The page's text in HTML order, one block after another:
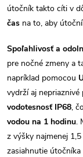
útočník takto cíti v
čas na to, aby
Spoľahlivosť a
pre nočné zmeny a
napríklad pomocou
vydrží aj
vodotesnosť IP68,
vodou na 1 hodinu.
z výšky najmenej
zasiahnutie